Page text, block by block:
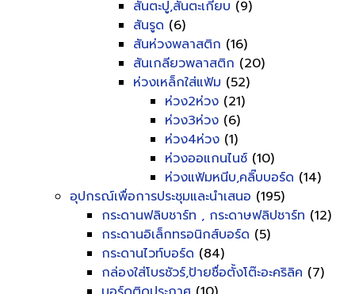
สันตะปู,สันตะเกียบ (9)
สันรูด (6)
สันห่วงพลาสติก (16)
สันเกลียวพลาสติก (20)
ห่วงเหล็กใส่แฟ้ม (52)
ห่วง2ห่วง (21)
ห่วง3ห่วง (6)
ห่วง4ห่วง (1)
ห่วงออแกนไนซ์ (10)
ห่วงแฟ้มหนีบ,คลิ๊บบอร์ด (14)
อุปกรณ์เพื่อการประชุมและนำเสนอ (195)
กระดานฟลิบชาร์ท , กระดาษฟลิปชาร์ท (12)
กระดานอิเล็กทรอนิกส์บอร์ด (5)
กระดานไวท์บอร์ด (84)
กล่องใส่โบรชัวร์,ป้ายชื่อตั้งโต๊ะอะคริลิค (7)